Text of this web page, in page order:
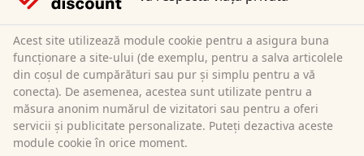
Imprimare
Revocarea contractului
Sleezzz GmbH
Grebbener Str. 7
52525 Heinsberg
Germania
E-Mail: customer-service@matratzen.discount
Acest site utilizează module cookie pentru a asigura buna
funcționare a site-ului (de exemplu, pentru a salva articolele
din coșul de cumpărături sau pur și simplu pentru a vă
conecta). De asemenea, acestea sunt utilizate pentru a
măsura anonim numărul de vizitatori sau pentru a oferi
servicii și publicitate personalizate. Puteți dezactiva aceste
module cookie în orice moment.